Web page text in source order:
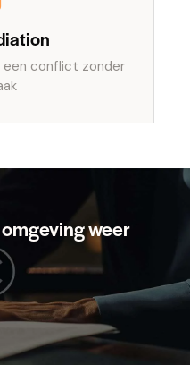
een conflict zonder
weer